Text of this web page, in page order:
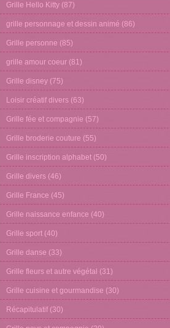
Grille Hello Kitty (87)
grille personnage et dessin animé (86)
Grille personne (85)
grille amour coeur (81)
Grille disney (75)
Loisir créatif divers (63)
Grille fée et compagnie (57)
Grille broderie couture (55)
Grille inscription alphabet (50)
Grille divers (46)
Grille France (45)
Grille naissance enfance (40)
Grille sport (40)
Grille danse (33)
Grille fleurs et autre végétal (31)
Grille cuisine et gourmandise (30)
Récapitulatif (30)